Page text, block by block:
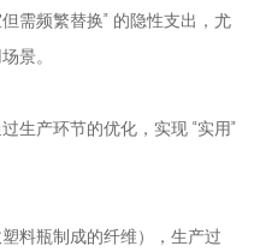
需频繁替换” 的隐性支出，尤
景。
生产环节的优化，实现 “实用”
料瓶制成的纤维），生产过